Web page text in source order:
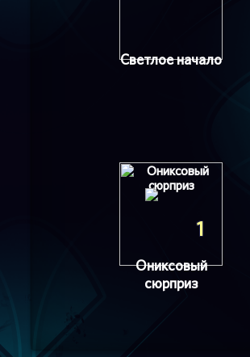
Светлое начало
1
Ониксовый
сюрприз